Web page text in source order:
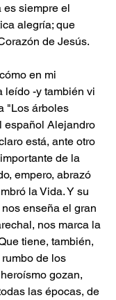
es siempre el
alegría; que
de Jesús.
en mi
leído -y también vi
"Los árboles
español Alejandro
está, ante otro
de la
empero, abrazó
la Vida. Y su
enseña el gran
nos marca la
tiene, también,
de los
gozan,
las épocas, de